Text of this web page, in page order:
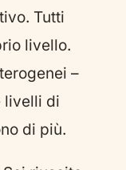
Tutti
livello.
–
livelli di
di più.